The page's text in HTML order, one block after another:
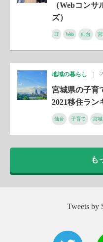
（Webコン
ズ）
IT Web 仙台
地域の暮らし
宮城県の子育
2021移住ラン
仙台 子育て 宮城
も
Tweets by